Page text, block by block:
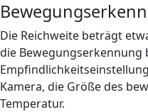
Die Reichweite beträgt
die Bewegungserkennung
Kamera, die Größe des
Temperatur.